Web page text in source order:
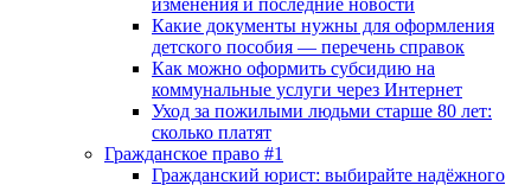
изменения и последние новости
Какие документы нужны для оформления
детского пособия — перечень справок
Как можно оформить субсидию на
коммунальные услуги через Интернет
Уход за пожилыми людьми старше 80 лет:
сколько платят
Гражданское право #1
Гражданский юрист: выбирайте надёжного